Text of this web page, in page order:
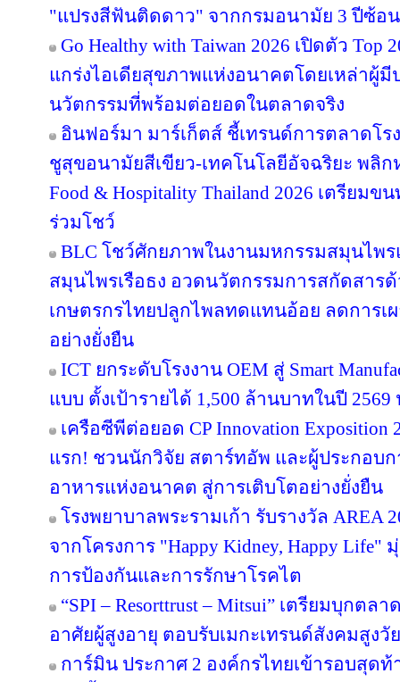
"แปรงสีฟันติดดาว" จากกรมอนามัย 3 ปีซ้อน
Go Healthy with Taiwan 2026 เปิดตัว Top
แกร่งไอเดียสุขภาพแห่งอนาคตโดยเหล่าผู้มี
นวัตกรรมที่พร้อมต่อยอดในตลาดจริง
อินฟอร์มา มาร์เก็ตส์ ชี้เทรนด์การตลาดโร
ชูสุขอนามัยสีเขียว-เทคโนโลยีอัจฉริยะ พลิก
Food & Hospitality Thailand 2026 เตรีย
ร่วมโชว์
BLC โชว์ศักยภาพในงานมหกรรมสมุนไพ
สมุนไพรเรือธง อวดนวัตกรรมการสกัดสารด้
เกษตรกรไทยปลูกไพลทดแทนอ้อย ลดการเ
อย่างยั่งยืน
ICT ยกระดับโรงงาน OEM สู่ Smart
แบบ ตั้งเป้ารายได้ 1,500 ล้านบาทในปี
เครือซีพีต่อยอด CP Innovation Exposition
แรก! ชวนนักวิจัย สตาร์ทอัพ และผู้ประกอบ
อาหารแห่งอนาคต สู่การเติบโตอย่างยั่งยืน
โรงพยาบาลพระรามเก้า รับรางวัล AREA
จากโครงการ "Happy Kidney, Happy
การป้องกันและการรักษาโรคไต
“SPI – Resorttrust – Mitsui” เตรียมบุกต
อาศัยผู้สูงอายุ ตอบรับเมกะเทรนด์สังคมสูงวัย
การ์มิน ประกาศ 2 องค์กรไทยเข้ารอบสุดท้า